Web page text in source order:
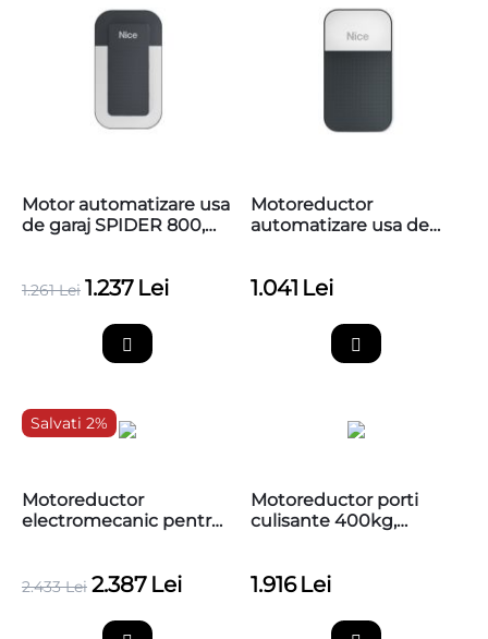
Motor automatizare usa
de garaj SPIDER 800,
1.261 Lei 1.237 Lei
Motoreductor
automatizare usa de
1.041 Lei
Salvati 2%
Motoreductor
electromecanic pentru
Soon
2.433 Lei 2.387 Lei
Motoreductor porti
culisante 400kg,
1.916 Lei